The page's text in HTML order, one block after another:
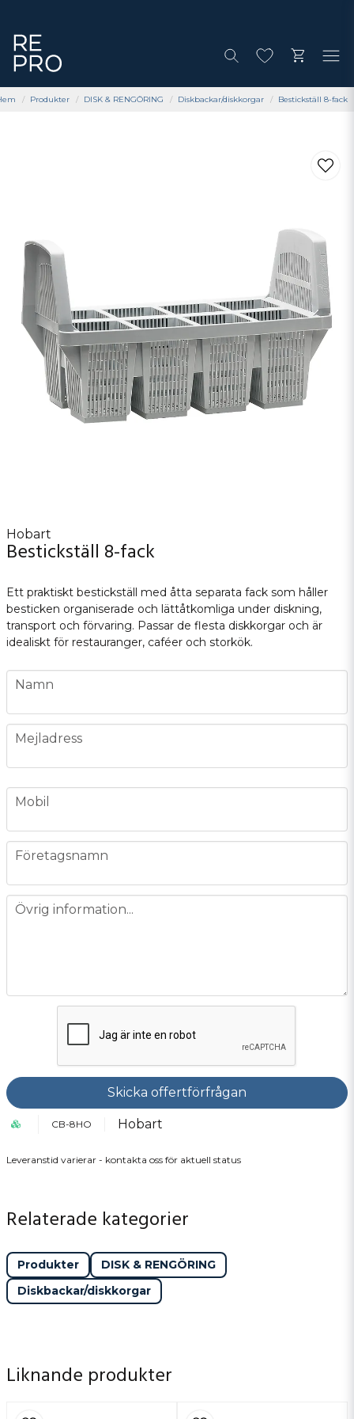
Produkter DISK & RENGÖRING Diskbackar/diskkorgar Bestickställ 8-fack
Hobart
Bestickställ 8-fack
Ett praktiskt bestickställ med åtta separata fack som håller
besticken organiserade och lättåtkomliga under diskning,
transport och förvaring. Passar de flesta diskkorgar och är
idealiskt för restauranger, caféer och storkök.
name
Namn
email
Mejladress
phone
Mobil
company
Företagsnamn
message
Övrig information...
Skicka offertförfrågan
CB-8HO Hobart
Leveranstid varierar - kontakta oss för aktuell status
Relaterade kategorier
Produkter
DISK & RENGÖRING
Diskbackar/diskkorgar
Liknande produkter